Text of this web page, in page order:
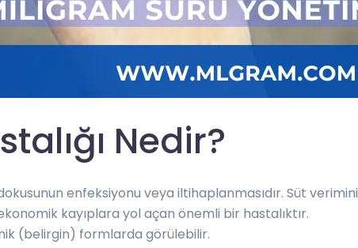
Nedir?
enfeksiyonu veya iltihaplanmasıdır. Süt verimini
kayıplara yol açan önemli bir hastalıktır.
(belirgin) formlarda görülebilir.